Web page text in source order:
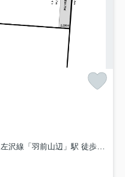
左沢線「羽前山辺」駅 徒歩55分